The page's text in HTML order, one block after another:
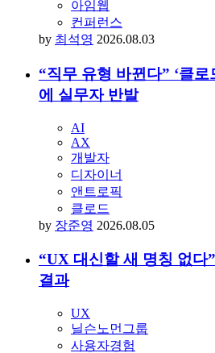
아임웹
컨퍼런스
by 최석영 2026.08.03
“직무 유형 바뀐다” ‘클
에 실무자 반발
AI
AX
개발자
디자이너
앤트로픽
클로드
by 장준영 2026.08.05
“UX 대신할 새 명칭 없다
결과
UX
닐슨노먼그룹
사용자경험